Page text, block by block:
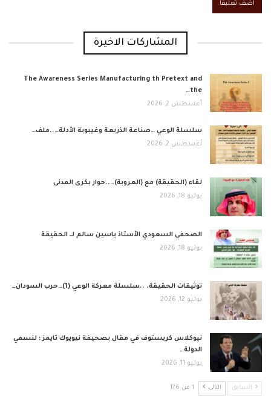
المشاركات الاخيرة
The Awareness Series Manufacturing th Pretext and
the…
أغسطس 2, 2026
​سلسلة الوعي …صناعة الذريعة وغيبوبة الأدلة…..ملف…
أغسطس 2, 2026
لقاء (الحقيقة) مع (العروبة)…..حوار بكرى المدنى
يوليو 18, 2026
الصحفي السعودي الأستاذ ياسين سالم لــ الحقيقة
يوليو 18, 2026
توثيقات الحقيقة. ..سلسلة معركة الوعي (1)…حرب السودان…
يوليو 12, 2026
نيوكلاس كريستوف في مقال بصحيفة نيويوك تايمز : لنسمي
الدولة…
يوليو 11, 2026
السابق التالي 1 من 176